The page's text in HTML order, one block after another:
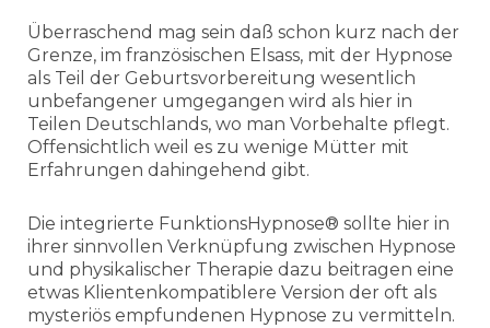
Überraschend mag sein daß schon kurz nach der
Grenze, im französischen Elsass, mit der Hypnose
als Teil der Geburtsvorbereitung wesentlich
unbefangener umgegangen wird als hier in
Teilen Deutschlands, wo man Vorbehalte pflegt.
Offensichtlich weil es zu wenige Mütter mit
Erfahrungen dahingehend gibt.
Die integrierte FunktionsHypnose® sollte hier in
ihrer sinnvollen Verknüpfung zwischen Hypnose
und physikalischer Therapie dazu beitragen eine
etwas Klientenkompatiblere Version der oft als
mysteriös empfundenen Hypnose zu vermitteln.